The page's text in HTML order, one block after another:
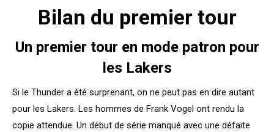
Bilan du premier tour
Un premier tour en mode patron pour
les Lakers
Si le Thunder a été surprenant, on ne peut pas en dire autant
pour les Lakers. Les hommes de Frank Vogel ont rendu la
copie attendue. Un début de série manqué avec une défaite